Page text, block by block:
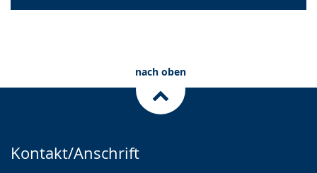
nach oben
Kontakt/Anschrift